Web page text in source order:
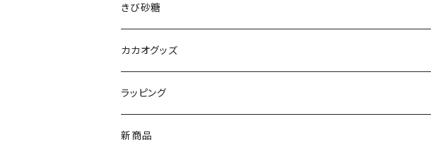
Tayutic タユティック
Cocoa Vintage ココア ヴィンテージ
Enraizados エンライサドス
コーティング チョコ
ペーストチョコレート
コインチョコレート
チョコレートドリンク
きび砂糖
カカオグッズ
アクセサリー
ネックレス
カップ
ラッピング
Sibu CHOCOLATE シブチョコレート
新商品